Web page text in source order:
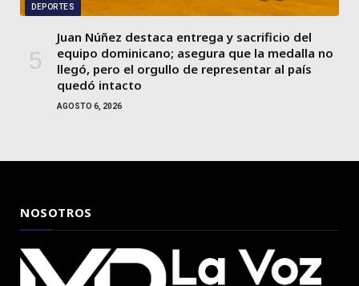
DEPORTES
Juan Núñez destaca entrega y sacrificio del
equipo dominicano; asegura que la medalla no
llegó, pero el orgullo de representar al país
quedó intacto
AGOSTO 6, 2026
NOSOTROS